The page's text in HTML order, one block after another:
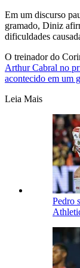
Em um discurso
gramado, Diniz
dificuldades
O treinador do
Arthur Cabral no
acontecido em um
Leia Mais
Pedro